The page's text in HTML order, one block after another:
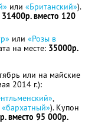
или «Британский»).
31400р. вместо 120
или «Розы в
на месте: 35000р.
или на майские
2014 г.):
,
«бархатный»). Купон
вместо 95 000р.